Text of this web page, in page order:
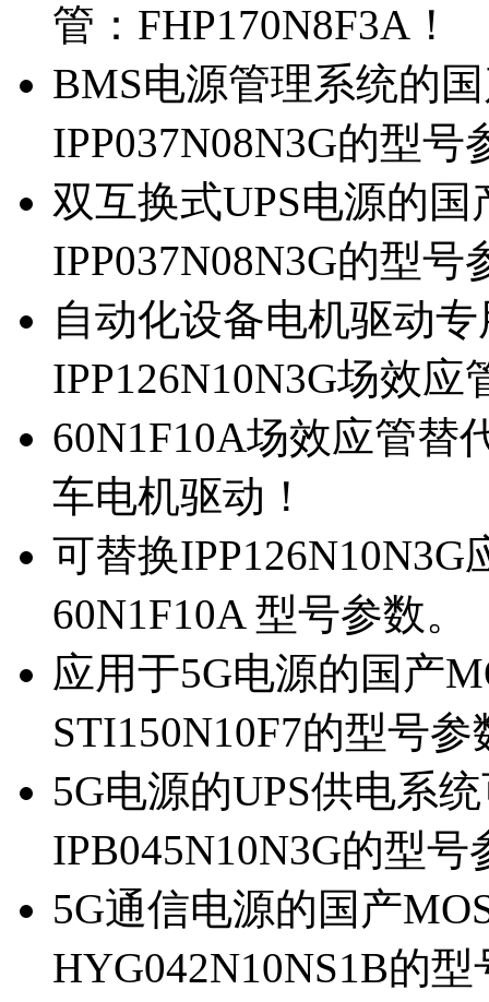
管：FHP170N8F3A！
BMS电源管理系统的
IPP037N08N3G的型号
双互换式UPS电源的
IPP037N08N3G的型号
自动化设备电机驱动
IPP126N10N3G场效应
60N1F10A场效应管替
车电机驱动！
可替换
60N1F10A 型号参数。
应用于5G电源的国产
STI150N10F7的型号参
5G电源的UPS供电系
IPB045N10N3G的型号
5G通信电源的国产
HYG042N10NS1B的